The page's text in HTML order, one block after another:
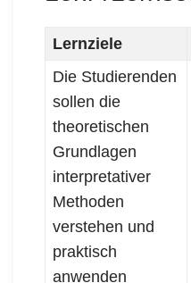
Lernziele
Die Studierenden
sollen die
theoretischen
Grundlagen
interpretativer
Methoden
verstehen und
praktisch
anwenden